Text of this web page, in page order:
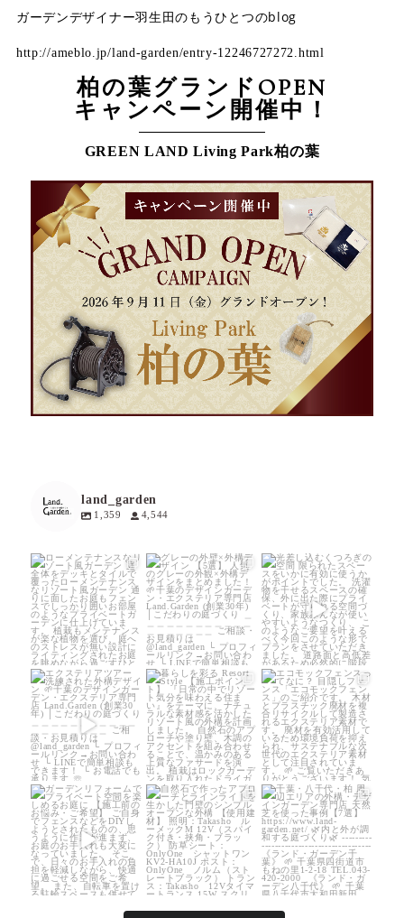
ガーデンデザイナー羽生田のもうひとつのblog
http://ameblo.jp/land-garden/entry-12246727272.html
柏の葉グランドOPEN
キャンペーン開催中！
GREEN LAND Living Park柏の葉
land_garden
1,359 4,544
land_garden
15 0
land_garden
18 0
land_garden
21 0
land_garden
22 0
land_garden
24 0
land_garden
15 0
land_garden
32 0
land_garden
24 0
land_garden
39 0